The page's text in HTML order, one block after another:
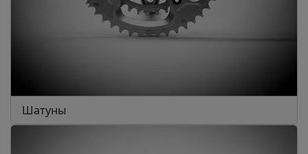
Шатуны